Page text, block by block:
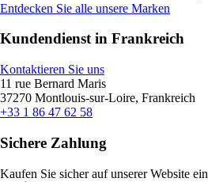
Entdecken Sie alle unsere Marken
Kundendienst in Frankreich
Kontaktieren Sie uns
11 rue Bernard Maris
37270 Montlouis-sur-Loire, Frankreich
+33 1 86 47 62 58
Sichere Zahlung
Kaufen Sie sicher auf unserer Website ein